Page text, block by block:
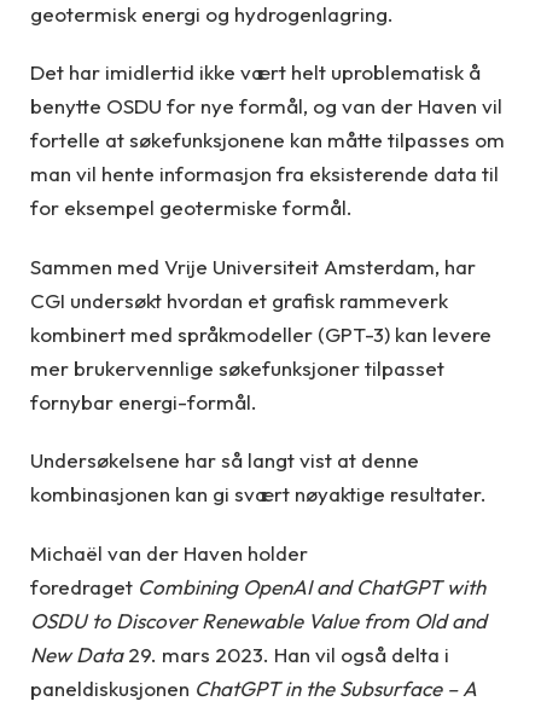
geotermisk energi og hydrogenlagring.
Det har imidlertid ikke vært helt uproblematisk å
benytte OSDU for nye formål, og van der Haven vil
fortelle at søkefunksjonene kan måtte tilpasses om
man vil hente informasjon fra eksisterende data til
for eksempel geotermiske formål.
Sammen med Vrije Universiteit Amsterdam, har
CGI undersøkt hvordan et grafisk rammeverk
kombinert med språkmodeller (GPT-3) kan levere
mer brukervennlige søkefunksjoner tilpasset
fornybar energi-formål.
Undersøkelsene har så langt vist at denne
kombinasjonen kan gi svært nøyaktige resultater.
Michaël van der Haven holder
foredraget Combining OpenAI and ChatGPT with
OSDU to Discover Renewable Value from Old and
New Data29. mars 2023. Han vil også delta i
paneldiskusjonen ChatGPT in the Subsurface – A